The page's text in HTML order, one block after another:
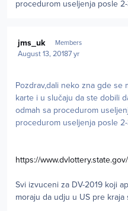
procedurom useljenja posle
jms_uk Members
August 13, 20187 yr
Pozdrav,dali neko zna gde
karte i u slučaju da ste dobili
odmah sa procedurom
procedurom useljenja posle
https://
Svi izvuceni za DV-2019 koji
moraju da udju u US pre